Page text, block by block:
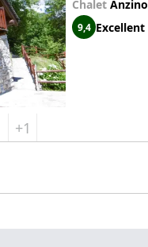
Chalet Anzino
9,4 Excellent
+1